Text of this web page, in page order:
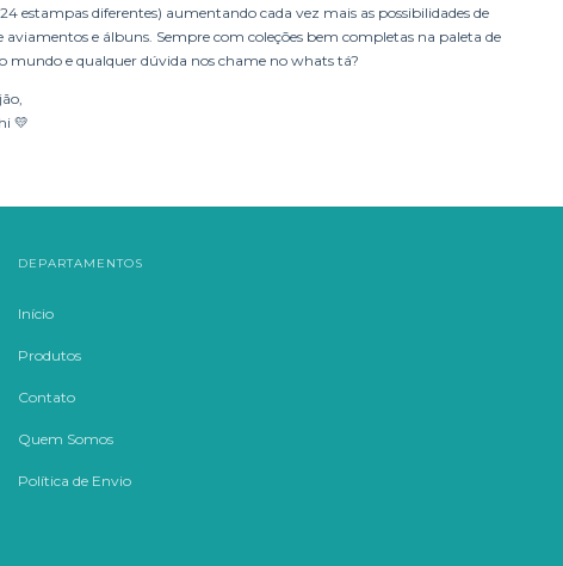
estampas diferentes) aumentando cada vez mais as possibilidades de
aviamentos e álbuns. Sempre com coleções bem completas na paleta de
mundo e qualquer dúvida nos chame no whats tá?
💛
DEPARTAMENTOS
Início
Produtos
Contato
Quem Somos
Política de Envio